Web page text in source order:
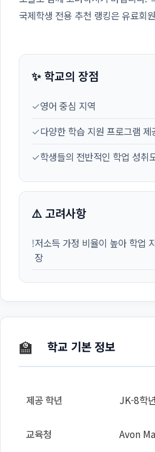
국제학생 전용 추천 랭킹은 유료회
✨ 학교의 장점
✓영어 중심 지역
✓다양한 학습 지원 프로그램 제
✓학생들의 전반적인 학업 성취
⚠️ 고려사항
!저소득 가정 비율이 높아 학업
장
🏫 학교 기본 정보
제공 학년 JK-8학년
교육청 Avon